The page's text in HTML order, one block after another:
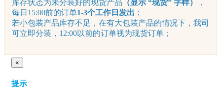
库存状态为未分装好的现货产品 （显示 “现货” 字样）
，
每日15:00前的订单1-3个工作日发出 ；
若小包装产品库存不足，在有大包装产品的情况下，我司
可立即分装，12:00以前的订单视为现货订单；
×
提示